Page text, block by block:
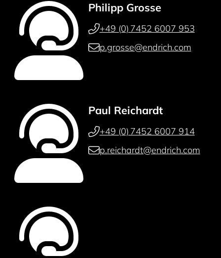
Philipp Grosse
+49 (0) 7452 6007 953
p.grosse@endrich.com
Paul Reichardt
+49 (0) 7452 6007 914
p.reichardt@endrich.com